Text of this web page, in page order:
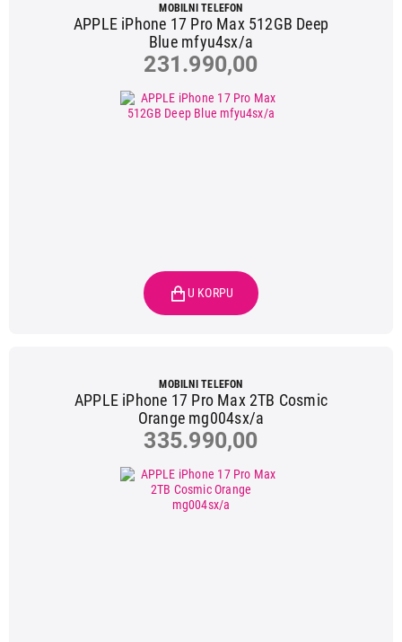
MOBILNI TELEFON
APPLE iPhone 17 Pro Max 512GB Deep
Blue mfyu4sx/a
231.990,00
MOBILNI TELEFON
APPLE iPhone 17 Pro Max 2TB Cosmic
Orange mg004sx/a
335.990,00